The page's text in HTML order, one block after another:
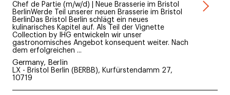
Chef de Partie (m/w/d) | Neue Brasserie im Bristol
BerlinWerde Teil unserer neuen Brasserie im Bristol
BerlinDas Bristol Berlin schlägt ein neues
kulinarisches Kapitel auf. Als Teil der Vignette
Collection by IHG entwickeln wir unser
gastronomisches Angebot konsequent weiter. Nach
dem erfolgreichen ...
Germany, Berlin
LX - Bristol Berlin (BERBB), Kurfürstendamm 27,
10719